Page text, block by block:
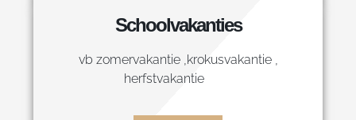
Schoolvakanties
vb zomervakantie ,krokusvakantie ,
herfstvakantie